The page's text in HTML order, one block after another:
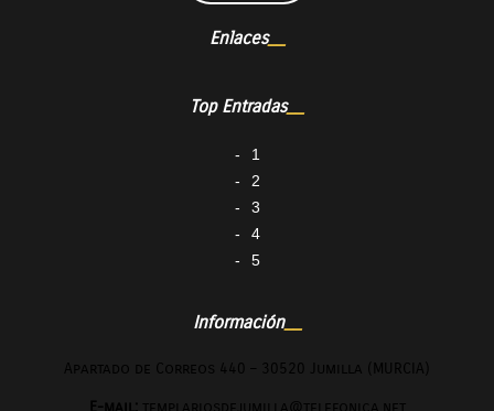
Enlaces
Top Entradas
1
2
3
4
5
Información
Apartado de Correos 440 – 30520 Jumilla (MURCIA)
E-mail: templariosdejumilla@telefonica.net